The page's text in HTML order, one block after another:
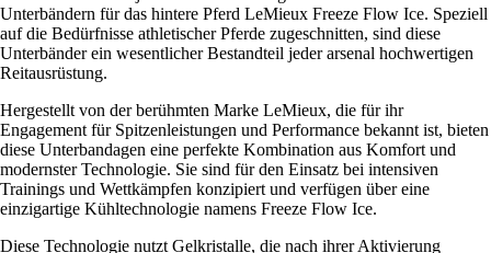
Unterbändern für das hintere Pferd LeMieux Freeze Flow Ice. Speziell
auf die Bedürfnisse athletischer Pferde zugeschnitten, sind diese
Unterbänder ein wesentlicher Bestandteil jeder arsenal hochwertigen
Reitausrüstung.
Hergestellt von der berühmten Marke LeMieux, die für ihr
Engagement für Spitzenleistungen und Performance bekannt ist, bieten
diese Unterbandagen eine perfekte Kombination aus Komfort und
modernster Technologie. Sie sind für den Einsatz bei intensiven
Trainings und Wettkämpfen konzipiert und verfügen über eine
einzigartige Kühltechnologie namens Freeze Flow Ice.
Diese Technologie nutzt Gelkristalle, die nach ihrer Aktivierung